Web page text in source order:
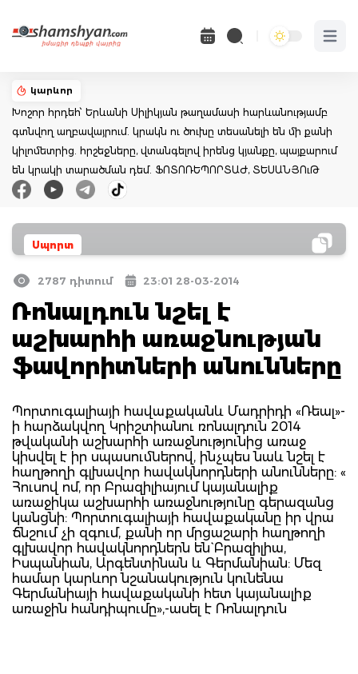
Open
կարևոր
Խոշոր հրդեհ՝ Երևանի Սիլիկյան թաղամասի հարևանությամբ
գտնվող աղբավայրում. կրակն ու ծուխը տեսանելի են մի քանի
կիլոմետրից. հրշեջները, վտանգելով իրենց կյանքը, պայքարում
են կրակի տարածման դեմ. ՖՈՏՈՌԵՊՈՐՏԱԺ, ՏԵՍԱՆՅՈւԹ
Սպորտ
2787 դիտում 23:01 28-03-2014
Ռոնալդուն նշել է
աշխարհի առաջնության
ֆավորիտների անունները
Պորտուգալիայի հավաքականև Մադրիդի «Ռեալ»-
ի հարձակվող Կրիշտիանու ռոնալդուն 2014
թվականի աշխարհի առաջնությունից առաջ
կիսվել է իր սպասումներով, ինչպես նաև նշել է
հաղթողի գլխավոր հավակնորդների անունները: «
Հուսով ոմ, որ Բրազիլիայում կայանալիք
առաջիկա աշխարհի առաջնությունը գերազանց
կանցնի: Պորտուգալիայի հավաքականը իր վրա
ճնշում չի զգում, քանի որ մրցաշարի հաղթողի
գլխավոր հավակնորդներն են` Բրազիլիա,
Իսպանիան, Արգենտինան և Գերմանիան: Մեզ
համար կարևոր նշանակություն կունենա
Գերմանիայի հավաքականի հետ կայանալիք
առաջին հանդիպումը»,-ասել է Ռոնալդուն